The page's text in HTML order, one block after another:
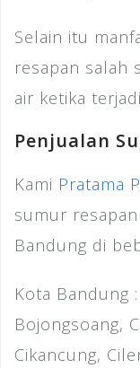
Selain itu
resapan salah
air ketika
Penjualan
Kami Pratama
sumur
Bandung di
Kota Bandung
Bojongsoang,
Cikancung,